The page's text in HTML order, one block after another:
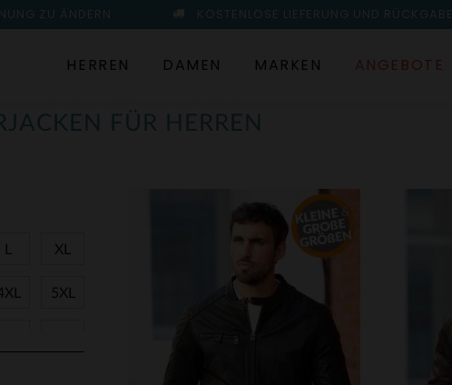
ZU ÄNDERN KOSTENLOSE LIEFERUNG UND RÜCKGABE
HERREN DAMEN MARKEN ANGEBOTE
FÜR HERREN
XL
5XL